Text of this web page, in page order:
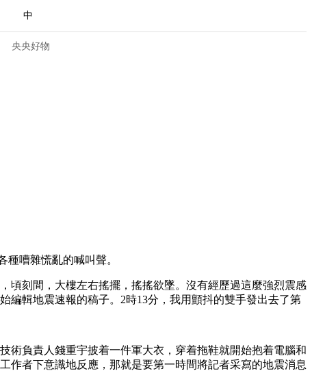
中
央央好物
时尚 天气 才艺 网展 央央好物
嘈雜慌亂的喊叫聲。
刻間，大樓左右搖擺，搖搖欲墜。沒有經歷過這麼強烈震感
編輯地震速報的稿子。2時13分，我用顫抖的雙手發出去了第
負責人錢重宇披着一件軍大衣，穿着拖鞋就開始抱着電腦和
作者下意識地反應，那就是要第一時間將記者采寫的地震消息